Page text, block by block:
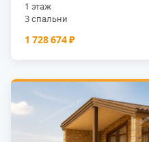
1 этаж
3 спальни
1 728 674 ₽